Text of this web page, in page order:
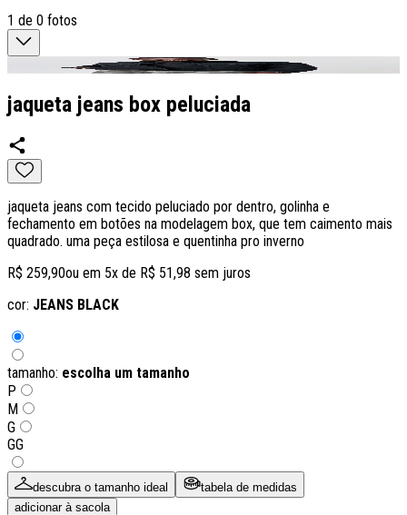
1 de 0 fotos
jaqueta jeans box peluciada
jaqueta jeans com tecido peluciado por dentro, golinha e
fechamento em botões na modelagem box, que tem caimento mais
quadrado. uma peça estilosa e quentinha pro inverno
R$ 259,90ou em 5x de R$ 51,98 sem juros
cor: JEANS BLACK
tamanho: escolha um tamanho
P
M
G
GG
descubra o tamanho ideal
tabela de medidas
adicionar à sacola